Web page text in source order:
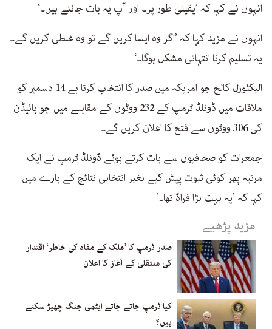
انہوں نے کہا کہ ’یقینی طور پر۔ اور آپ یہ بات جانتے ہیں۔‘
انہوں نے مزید کہا کہ ’اگر وہ ایسا کریں گے تو وہ غلطی کریں گے۔
یہ تسلیم کرنا انتہائی مشکل ہوگا۔‘
الیکٹورل کالج جو امریکہ میں صدر کا انتخاب کرتا ہے 14 دسمبر کو
ملاقات میں ڈونلڈ ٹرمپ کے 232 ووٹوں کے مقابلے میں جو بائیڈن
کی 306 ووٹوں سے فتح کا اعلان کریں گے۔
جمعرات کو صحافیوں سے بات کرتے ہوئے ڈونلڈ ٹرمپ نے ایک
مرتبہ پھر کوئی ثبوت پیش کیے بغیر انتخابی نتائج کے بارے میں
کہا کہ ’یہ بہت بڑا فراڈ تھا۔‘
مزید پڑھیے
صدر ٹرمپ کا ’ملک کے مفاد کی خاطر‘ اقتدار
کی منتقلی کے آغاز کا اعلان
کیا ٹرمپ جاتے جاتے ایٹمی جنگ چھیڑ سکتے
ہیں؟